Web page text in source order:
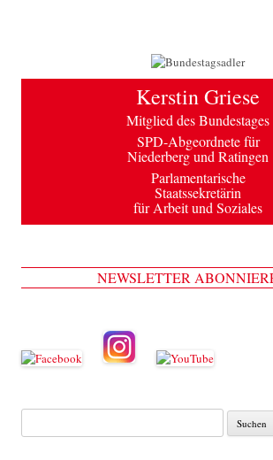
Kerstin Griese
Mitglied des Bundestages
SPD-Abgeordnete für
Niederberg und Ratingen
Parlamentarische
Staatssekretärin
für Arbeit und Soziales
NEWSLETTER
nach: